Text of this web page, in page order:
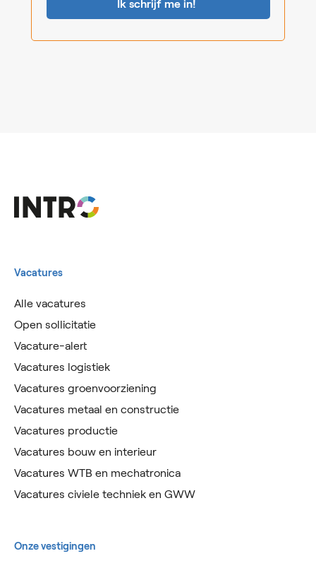
Vacatures
Alle vacatures
Open sollicitatie
Vacature-alert
Vacatures logistiek
Vacatures groenvoorziening
Vacatures metaal en constructie
Vacatures productie
Vacatures bouw en interieur
Vacatures WTB en mechatronica
Vacatures civiele techniek en GWW
Onze vestigingen